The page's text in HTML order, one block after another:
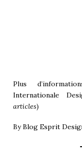
Plus
Internationale
articles)
ByBlog Esprit